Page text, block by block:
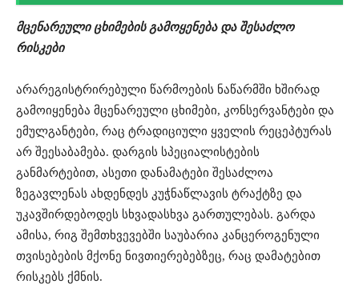
მცენარეული ცხიმების გამოყენება და შესაძლო
რისკები
არარეგისტრირებული წარმოების ნაწარმში ხშირად
გამოიყენება მცენარეული ცხიმები, კონსერვანტები და
ემულგანტები, რაც ტრადიციული ყველის რეცეპტურას
არ შეესაბამება. დარგის სპეციალისტების
განმარტებით, ასეთი დანამატები შესაძლოა
ზეგავლენას ახდენდეს კუჭნაწლავის ტრაქტზე და
უკავშირდებოდეს სხვადასხვა გართულებას. გარდა
ამისა, რიგ შემთხვევებში საუბარია კანცეროგენული
თვისებების მქონე ნივთიერებებზეც, რაც დამატებით
რისკებს ქმნის.